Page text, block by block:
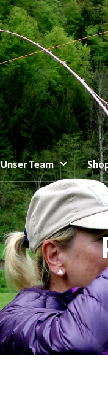
Unser Team